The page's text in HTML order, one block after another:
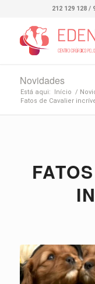
212 129 128
Novidades
Está aqui: Início /
Fatos de Cavalier